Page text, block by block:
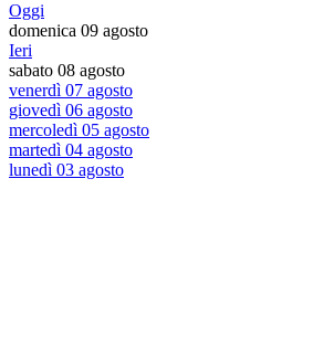
Oggi
domenica 09 agosto
Ieri
sabato 08 agosto
venerdì 07 agosto
giovedì 06 agosto
mercoledì 05 agosto
martedì 04 agosto
lunedì 03 agosto